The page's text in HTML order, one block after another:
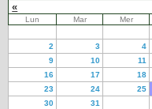
«
Lun Mar Mer
2
3 4
9
10 11
16
17 18
23
24 25
30
31